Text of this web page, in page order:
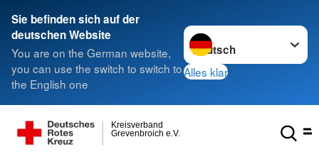
Sie befinden sich auf der
deutschen Website
You are on the German website,
you can use the switch to switch to
the English one
Sprache wechseln zu
Alles klar
Grevenbroich e.V.
Kreisverband